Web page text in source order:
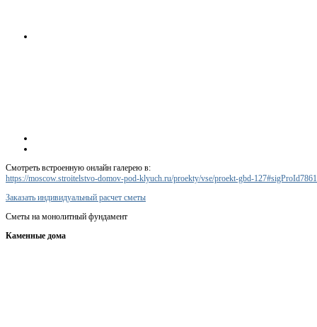
Смотреть встроенную онлайн галерею в:
https://moscow.stroitelstvo-domov-pod-klyuch.ru/proekty/vse/proekt-gbd-
Заказать индивидуальный расчет сметы
Сметы на монолитный фундамент
Каменные дома